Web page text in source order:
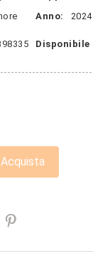
Anno: 2024
Disponibile
Acquista